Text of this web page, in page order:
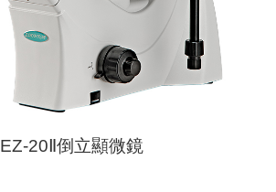
EZ-20Ⅱ倒立顯微鏡